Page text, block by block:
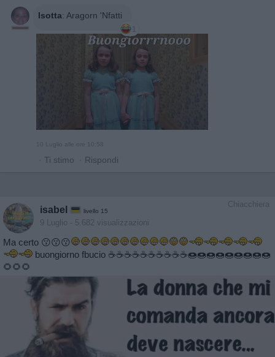
Isotta: Aragorn 'Nfatti
1
· Ti stimo · Rispondi
Chiacchiera
isabel livello 15
9 Luglio - 5.682 visualizzazioni
Ma certo 😗😗😗
buongiorno fbucio ☕️☕️☕️☕️☕️☕️☕️☕️☕️☕️🍩🍩🍩🍩🍩🍩🍩🍩🍩
🌻🌻🌻